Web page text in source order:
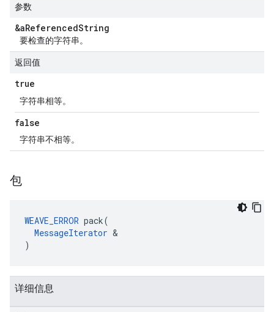
参数
&aReferencedString
要检查的字符串。
返回值
true
字符串相等。
false
字符串不相等。
包
WEAVE_ERROR pack(
MessageIterator &
)
详细信息